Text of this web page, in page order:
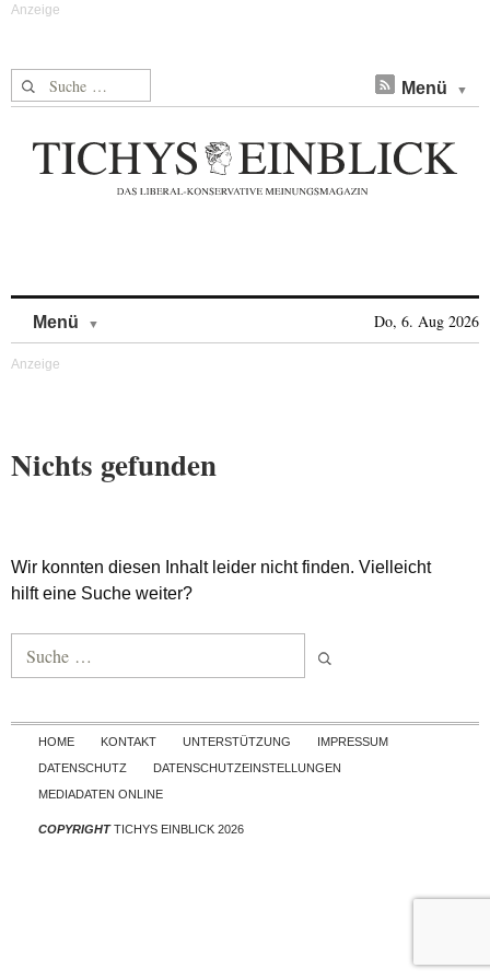
Suche nach: Menü
Menü Do, 6. Aug 2026
Nichts gefunden
Wir konnten diesen Inhalt leider nicht finden. Vielleicht
hilft eine Suche weiter?
Suche nach:
Skip to content
HOME KONTAKT UNTERSTÜTZUNG
IMPRESSUM
DATENSCHUTZ
DATENSCHUTZEINSTELLUNGEN
MEDIADATEN ONLINE
COPYRIGHTTICHYS EINBLICK 2026